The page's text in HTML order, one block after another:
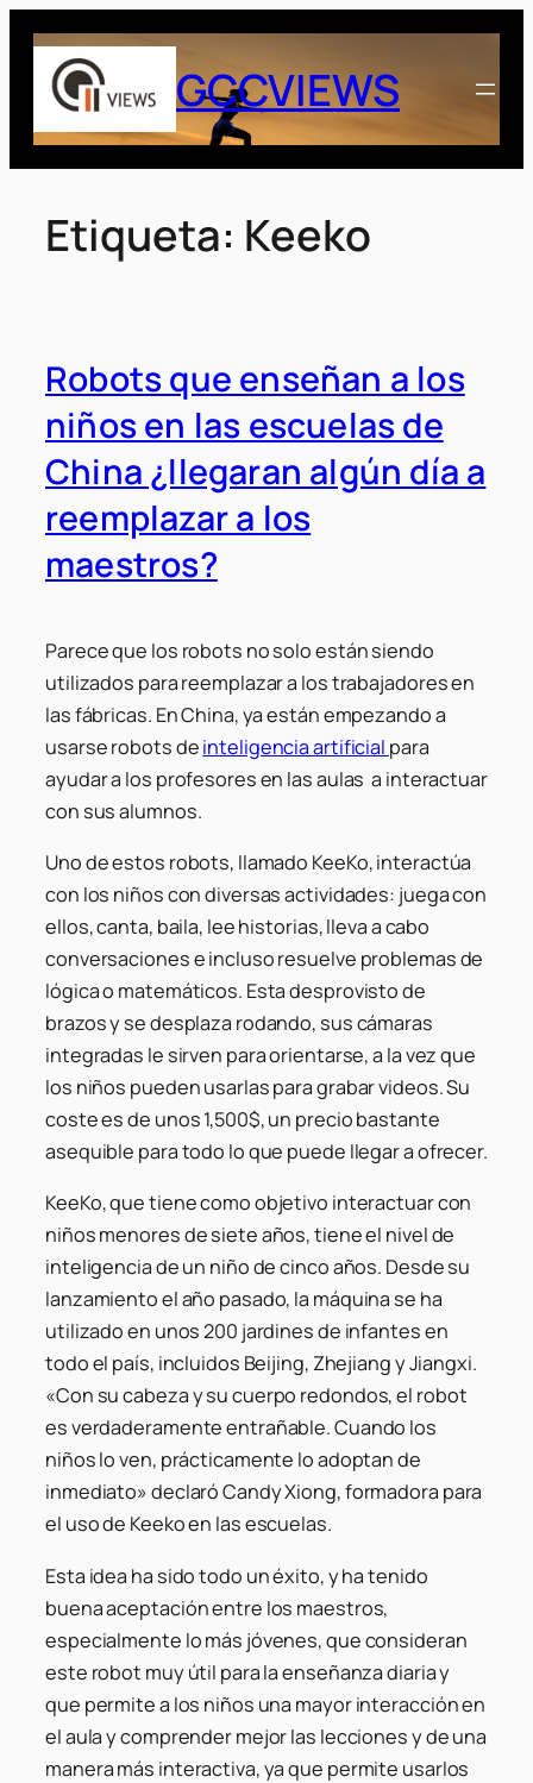
Saltar
contenido
GCCVIEWS
Etiqueta: Keeko
Robots que enseñan a los
niños en las escuelas de
China ¿llegaran algún día a
reemplazar a los
maestros?
Parece que los robots no solo están siendo
utilizados para reemplazar a los trabajadores en
las fábricas. En China, ya están empezando a
usarse robots deinteligencia artificial para
ayudar a los profesores en las aulas a interactuar
con sus alumnos.
Uno de estos robots, llamado KeeKo, interactúa
con los niños con diversas actividades: juega con
ellos, canta, baila, lee historias, lleva a cabo
conversaciones e incluso resuelve problemas de
lógica o matemáticos. Esta desprovisto de
brazos y se desplaza rodando, sus cámaras
integradas le sirven para orientarse, a la vez que
los niños pueden usarlas para grabar videos. Su
coste es de unos 1,500$, un precio bastante
asequible para todo lo que puede llegar a ofrecer.
KeeKo, que tiene como objetivo interactuar con
niños menores de siete años, tiene el nivel de
inteligencia de un niño de cinco años. Desde su
lanzamiento el año pasado, la máquina se ha
utilizado en unos 200 jardines de infantes en
todo el país, incluidos Beijing, Zhejiang y Jiangxi.
«Con su cabeza y su cuerpo redondos, el robot
es verdaderamente entrañable. Cuando los
niños lo ven, prácticamente lo adoptan de
inmediato» declaró Candy Xiong, formadora para
el uso de Keeko en las escuelas.
Esta idea ha sido todo un éxito, y ha tenido
buena aceptación entre los maestros,
especialmente lo más jóvenes, que consideran
este robot muy útil para la enseñanza diaria y
que permite a los niños una mayor interacción en
el aula y comprender mejor las lecciones y de una
manera más interactiva, ya que permite usarlos